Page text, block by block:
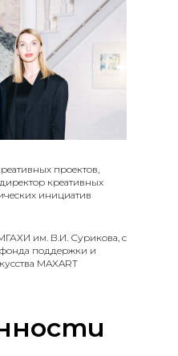
им. В.И. Сурикова, с
фонда поддержки и
MAXART
проектов,
креативных
инициатив